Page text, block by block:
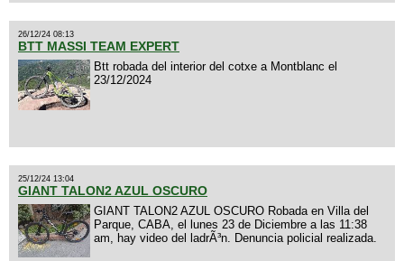
26/12/24 08:13
BTT MASSI TEAM EXPERT
Btt robada del interior del cotxe a Montblanc el
23/12/2024
25/12/24 13:04
GIANT TALON2 AZUL OSCURO
GIANT TALON2 AZUL OSCURO Robada en Villa del
Parque, CABA, el lunes 23 de Diciembre a las 11:38
am, hay video del ladrÃ³n. Denuncia policial realizada.